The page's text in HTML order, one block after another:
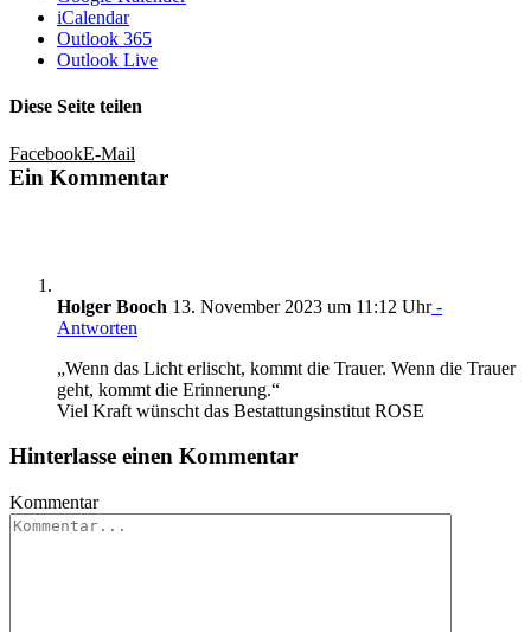
iCalendar
Outlook 365
Outlook Live
Diese Seite teilen
FacebookE-Mail
Ein Kommentar
Holger Booch 13. November 2023 um 11:12 Uhr-
Antworten
„Wenn das Licht erlischt, kommt die Trauer. Wenn die Trauer
geht, kommt die Erinnerung.“
Viel Kraft wünscht das Bestattungsinstitut ROSE
Hinterlasse einen Kommentar
Kommentar